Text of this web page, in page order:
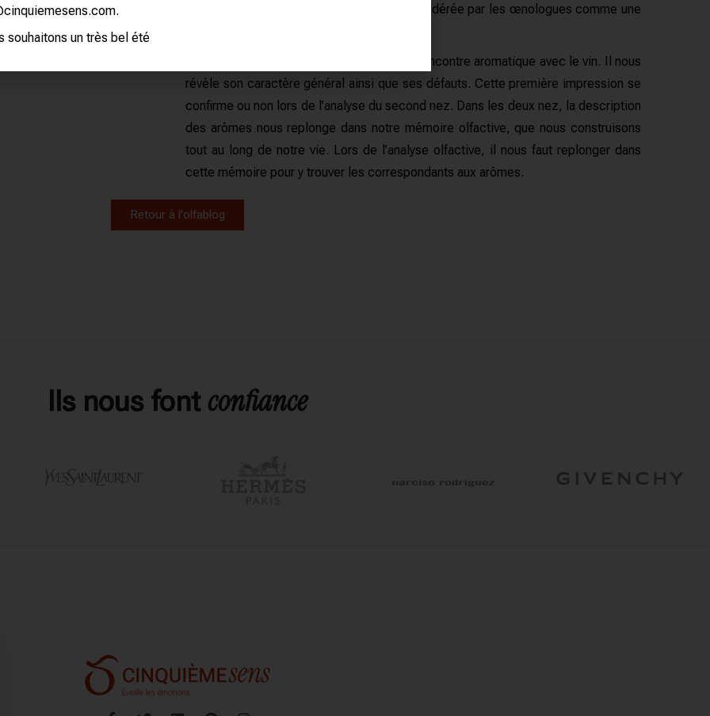
L’analyse olfactive d’un vin est souvent considérée par les œnologues comme une
Le premier nez est avant tout la première rencontre aromatique avec le vin. Il nous
révèle son caractère général ainsi que ses défauts. Cette première impression se
confirme ou non lors de l’analyse du second nez. Dans les deux nez, la description
des arômes nous replonge dans notre mémoire olfactive, que nous construisons
tout au long de notre vie. Lors de l’analyse olfactive, il nous faut replonger dans
cette mémoire pour y trouver les correspondants aux arômes.
Retour à l'olfablog
Ils nous font confiance
souhaitons un très bel été